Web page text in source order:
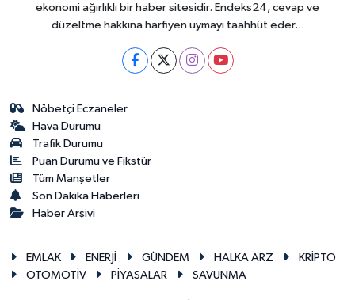
ekonomi ağırlıklı bir haber sitesidir. Endeks24, cevap ve
düzeltme hakkına harfiyen uymayı taahhüt eder...
Nöbetçi Eczaneler
Hava Durumu
Trafik Durumu
Puan Durumu ve Fikstür
Tüm Manşetler
Son Dakika Haberleri
Haber Arşivi
EMLAK ENERJİ GÜNDEM HALKA ARZ
KRİPTO
OTOMOTİV
PİYASALAR SAVUNMA